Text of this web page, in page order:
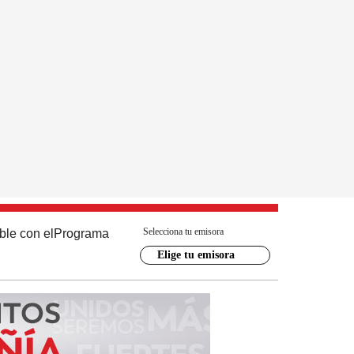
con el Programa Selecciona tu emisora
Elige tu emisora